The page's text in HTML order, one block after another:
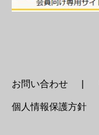
お問い合わせ
個人情報保護方針